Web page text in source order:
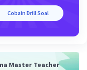
Cobain Drill Soal
Master Teacher